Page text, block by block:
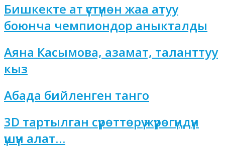
Бишкекте ат үстүнөн жаа атуу
боюнча чемпиондор аныкталды
Аяна Касымова, азамат, таланттуу
кыз
Абада бийленген танго
3D тартылган сүрөттөрү жүрөгүңдүн
үшүн алат…